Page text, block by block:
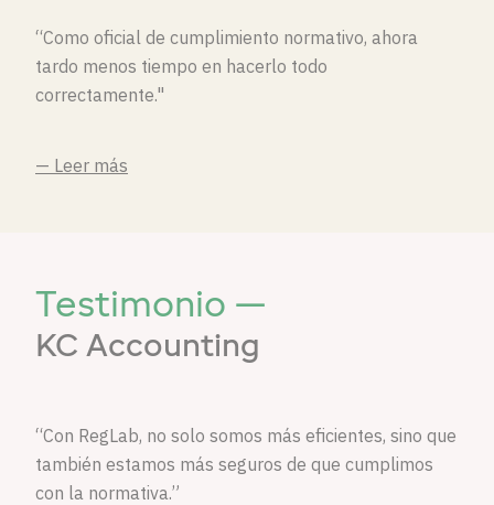
“Como oficial de cumplimiento normativo, ahora
tardo menos tiempo en hacerlo todo
correctamente."
— Leer más
Testimonio —
KC Accounting
“Con RegLab, no solo somos más eficientes, sino que
también estamos más seguros de que cumplimos
con la normativa.”